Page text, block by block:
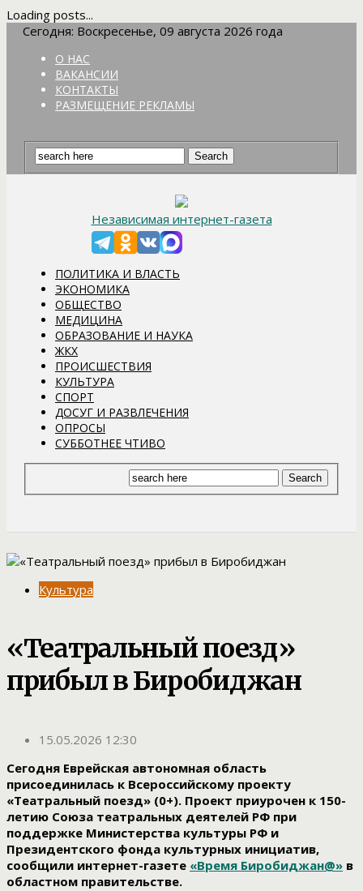
Loading posts...
Сегодня: Воскресенье, 09 августа 2026 года
О НАС
ВАКАНСИИ
КОНТАКТЫ
РАЗМЕЩЕНИЕ РЕКЛАМЫ
Независимая интернет-газета
ПОЛИТИКА И ВЛАСТЬ
ЭКОНОМИКА
ОБЩЕСТВО
МЕДИЦИНА
ОБРАЗОВАНИЕ И НАУКА
ЖКХ
ПРОИСШЕСТВИЯ
КУЛЬТУРА
СПОРТ
ДОСУГ И РАЗВЛЕЧЕНИЯ
ОПРОСЫ
СУББОТНЕЕ ЧТИВО
Культура
«Театральный поезд»
прибыл в Биробиджан
15.05.2026 12:30
Сегодня Еврейская автономная область
присоединилась к Всероссийскому проекту
«Театральный поезд» (0+). Проект приурочен к 150-
летию Союза театральных деятелей РФ при
поддержке Министерства культуры РФ и
Президентского фонда культурных инициатив,
сообщили интернет-газете «Время Биробиджан@» в
областном правительстве.